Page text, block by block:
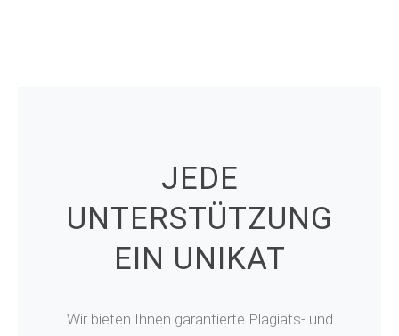
JEDE
UNTERSTÜTZUNG
EIN UNIKAT
Wir bieten Ihnen garantierte Plagiats- und